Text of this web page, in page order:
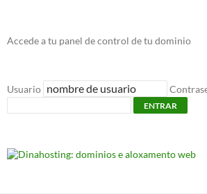
Accede a tu panel de control de tu dominio
Usuario
ENTRAR